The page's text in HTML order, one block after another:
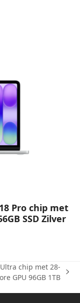
Pro chip met
SSD Zilver
chip met 28-
GPU 96GB 1TB